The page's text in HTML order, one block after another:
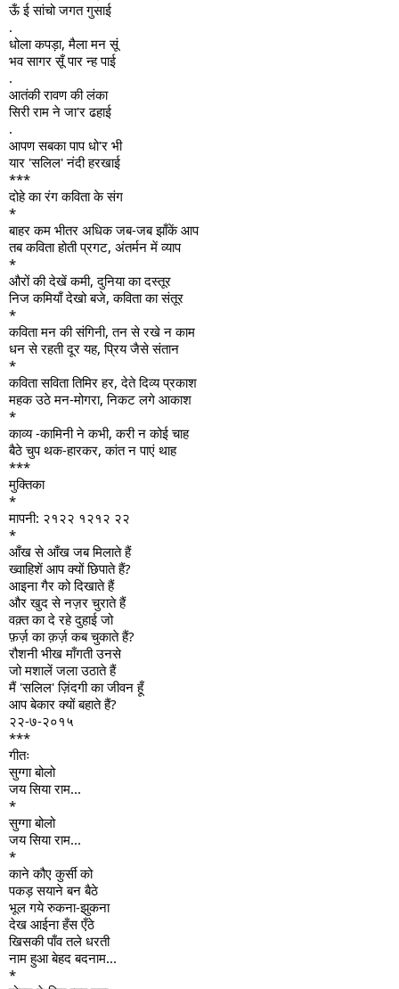
ऊँ ई सांचो जगत गुसाई
.
धोला कपड़ा, मैला मन सूं
भव सागर सूँ पार न्ह पाई
.
आतंकी रावण की लंका
सिरी राम ने जा'र ढहाई
.
आपण सबका पाप धो'र भी
यार 'सलिल' नंदी हरखाई
***
दोहे का रंग कविता के संग
*
बाहर कम भीतर अधिक जब-जब झाँकें आप
तब कविता होती प्रगट, अंतर्मन में व्याप
*
औरों की देखें कमी, दुनिया का दस्तूर
निज कमियाँ देखो बजे, कविता का संतूर
*
कविता मन की संगिनी, तन से रखे न काम
धन से रहती दूर यह, प्रिय जैसे संतान
*
कविता सविता तिमिर हर, देते दिव्य प्रकाश
महक उठे मन-मोगरा, निकट लगे आकाश
*
काव्य -कामिनी ने कभी, करी न कोई चाह
बैठे चुप थक-हारकर, कांत न पाएं थाह
***
मुक्तिका
*
मापनी: २१२२ १२१२ २२
*
आँख से आँख जब मिलाते हैं
ख्वाहिशें आप क्यों छिपाते हैं?
आइना गैर को दिखाते हैं
और खुद से नज़र चुराते हैं
वक़्त का दे रहे दुहाई जो
फ़र्ज़ का क़र्ज़ कब चुकाते हैं?
रौशनी भीख माँगती उनसे
जो मशालें जला उठाते हैं
मैं 'सलिल' ज़िंदगी का जीवन हूँ
आप बेकार क्यों बहाते हैं?
२२-७-२०१५
***
गीतः
सुग्गा बोलो
जय सिया राम...
*
सुग्गा बोलो
जय सिया राम...
*
काने कौए कुर्सी को
पकड़ सयाने बन बैठे
भूल गये रुकना-झुकना
देख आईना हँस एँठे
खिसकी पाँव तले धरती
नाम हुआ बेहद बदनाम...
*